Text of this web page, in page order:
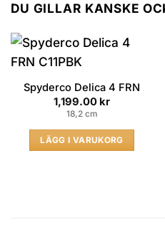
DU GILLAR KANSKE
Spyderco Delica 4 FRN
1,199.00 kr
18,2 cm
LÄGG I VARUKORG